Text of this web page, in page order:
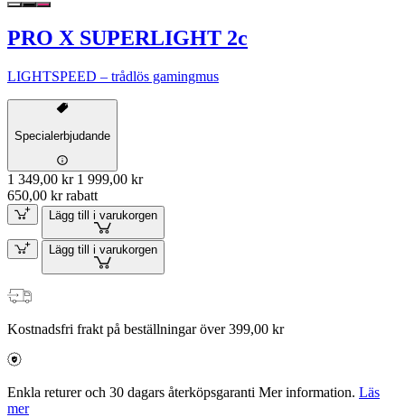
PRO X SUPERLIGHT 2c
LIGHTSPEED – trådlös gamingmus
Specialerbjudande
1 349,00 kr 1 999,00 kr
650,00 kr rabatt
Lägg till i varukorgen
Lägg till i varukorgen
Kostnadsfri frakt på beställningar över 399,00 kr
Enkla returer och 30 dagars återköpsgaranti Mer information. Läs
mer